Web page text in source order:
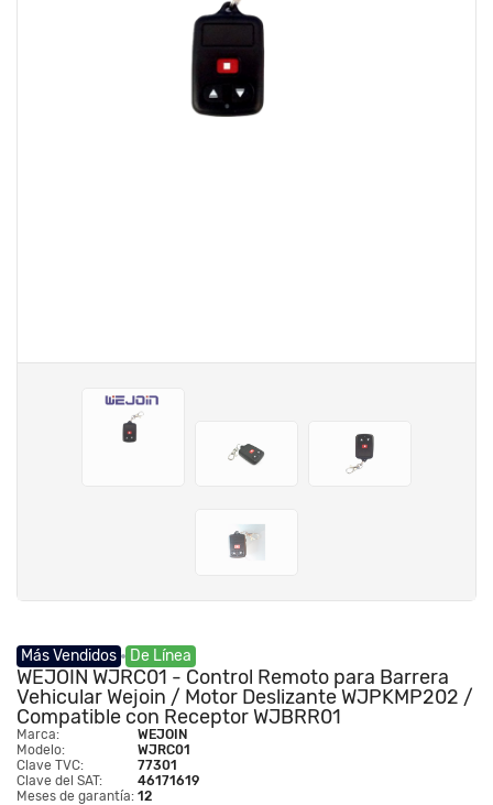
Más Vendidos De Línea
WEJOIN WJRC01 - Control Remoto para Barrera
Vehicular Wejoin / Motor Deslizante WJPKMP202 /
Compatible con Receptor WJBRR01
Marca:
WEJOIN
Modelo:
WJRC01
Clave TVC:
77301
Clave del SAT:
46171619
Meses de garantía: 12